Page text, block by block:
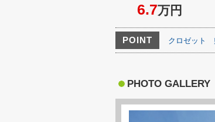
6.7万円
POINT クロゼット
PHOTO GALLERY